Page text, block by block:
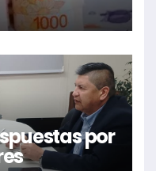
por